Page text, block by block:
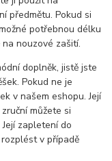
předmětu. Pokud si
potřebnou délku
nouzové zašití.
doplněk, jistě jste
Pokud ne je
v našem eshopu. Její
můžete si
zapletení do
v případě